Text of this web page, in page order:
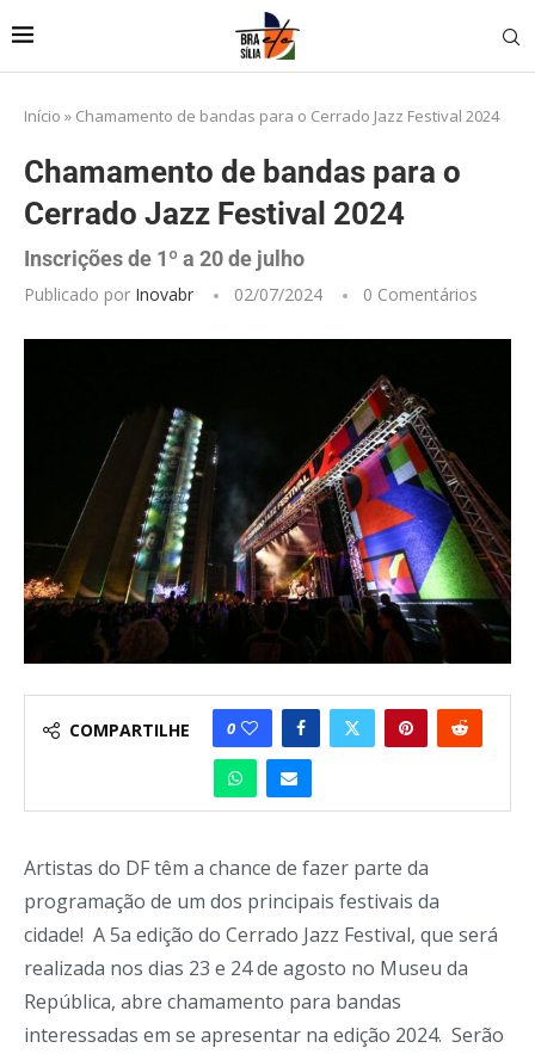
Início » Chamamento de bandas para o Cerrado Jazz Festival 2024
Chamamento de bandas para o
Cerrado Jazz Festival 2024
Inscrições de 1º a 20 de julho
Publicado por Inovabr 02/07/2024 0 Comentários
COMPARTILHE 0
Artistas do DF têm a chance de fazer parte da
programação de um dos principais festivais da
cidade! A 5a edição do Cerrado Jazz Festival, que será
realizada nos dias 23 e 24 de agosto no Museu da
República, abre chamamento para bandas
interessadas em se apresentar na edição 2024. Serão